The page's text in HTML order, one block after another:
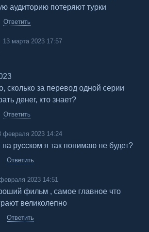
аудиторию потеряют турки
Ответить
13 марта 2023 17:57
сколько за перевод одной серии
денег, кто знает?
Ответить
февраля 2023 14:24
на русском я так понимаю не будет?
Ответить
2023 14:51
фильм , самое главное что
великолепно
Ответить